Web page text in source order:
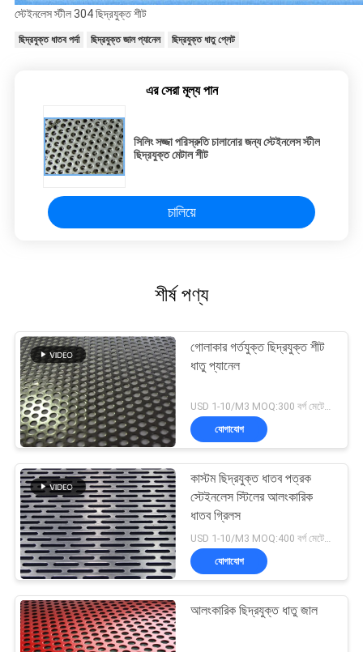
স্টেইনলেস স্টীল 304 ছিদ্রযুক্ত শীট
ছিদ্রযুক্ত ধাতব পর্দা ছিদ্রযুক্ত জাল প্যানেল ছিদ্রযুক্ত ধাতু প্লেট
এর সেরা মূল্য পান
সিলিং সজ্জা পরিস্রুতি চালানোর জন্য স্টেইনলেস স্টীল
ছিদ্রযুক্ত মেটাল শীট
চালিয়ে
শীর্ষ পণ্য
গোলাকার গর্তযুক্ত ছিদ্রযুক্ত শীট
ধাতু প্যানেল
USD 1-10/M3 MOQ:300 বর্গ মেটেরেস
যোগাযোগ
কাস্টম ছিদ্রযুক্ত ধাতব পত্রক
স্টেইনলেস স্টিলের আলংকারিক
ধাতব গ্রিলস
USD 1-10/M3 MOQ:400 বর্গ মেটেরেস
যোগাযোগ
আলংকারিক ছিদ্রযুক্ত ধাতু জাল